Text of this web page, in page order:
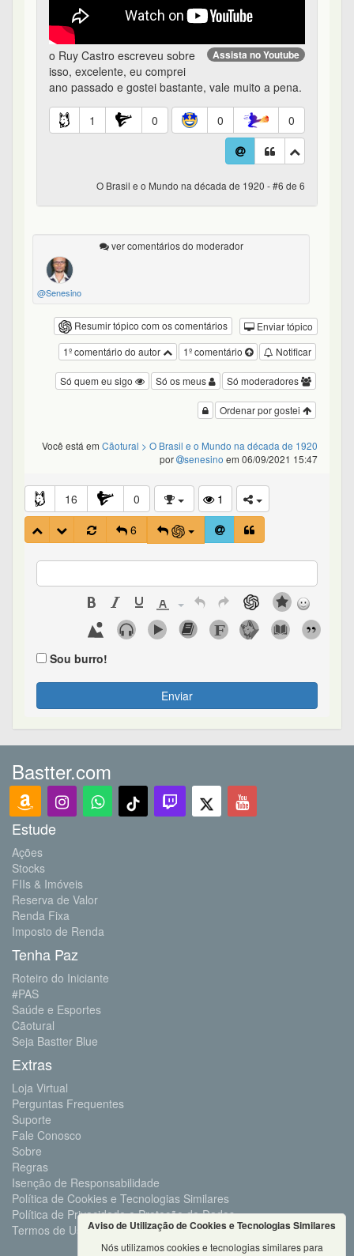
Assista no Youtube
o Ruy Castro escreveu sobre
isso, excelente, eu comprei
ano passado e gostei bastante, vale muito a pena.
1 0 0 0
O Brasil e o Mundo na década de 1920 - #6 de 6
ver comentários do moderador
@Senesino
Resumir tópico com os comentários
Enviar tópico
Notificar
1º comentário
1º comentário do autor
Só moderadores
Só os meus
Só quem eu sigo
Ordenar por gostei
Você está em Cãotural > O Brasil e o Mundo na década de 1920
por
senesino em 06/09/2021 15:47
16 0
1
6
Sou burro!
Enviar
Bastter.com
Estude
Ações
Stocks
FIIs & Imóveis
Reserva de Valor
Renda Fixa
Imposto de Renda
Tenha Paz
Roteiro do Iniciante
#PAS
Saúde e Esportes
Cãotural
Seja Bastter Blue
Extras
Loja Virtual
Perguntas Frequentes
Suporte
Fale Conosco
Sobre
Regras
Isenção de Responsabilidade
Política de Cookies e Tecnologias Similares
Política de Privacidade e Proteção de Dados
Termos de UsoAviso de Utilização de Cookies e Tecnologias Similares
Nós utilizamos cookies e tecnologias similares para